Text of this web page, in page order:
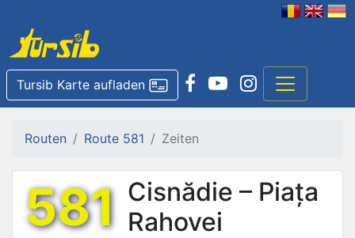
Tursib Karte aufladen
Routen Route 581 Zeiten
581 Cisnădie – Piața
Rahovei